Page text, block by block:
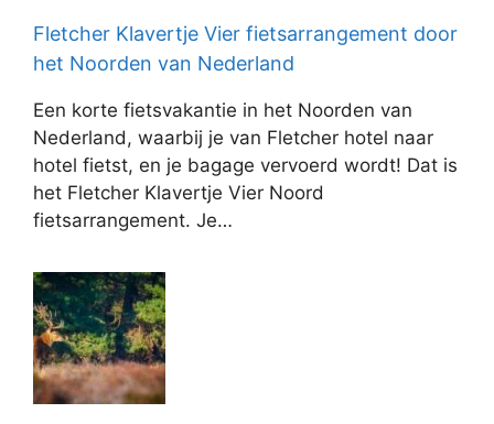
Fletcher Klavertje Vier fietsarrangement door
het Noorden van Nederland
Een korte fietsvakantie in het Noorden van
Nederland, waarbij je van Fletcher hotel naar
hotel fietst, en je bagage vervoerd wordt! Dat is
het Fletcher Klavertje Vier Noord
fietsarrangement. Je…